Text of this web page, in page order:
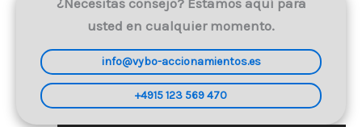
¿Necesitas consejo? Estamos aquí para
usted en cualquier momento.
info@vybo-accionamientos.es
+4915 123 569 470